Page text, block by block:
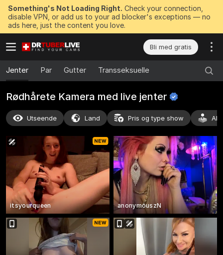
Something's Not Loading Right. Check your connection,
disable VPN, or add us to your ad blocker's exceptions — no
ads here, just the content you love.
Bli med gratis
Jenter Par Gutter Transseksuelle
Rødhårete Kamera med live jenter
Utseende Land Pris og type show
itsyourqueen anonymouszN